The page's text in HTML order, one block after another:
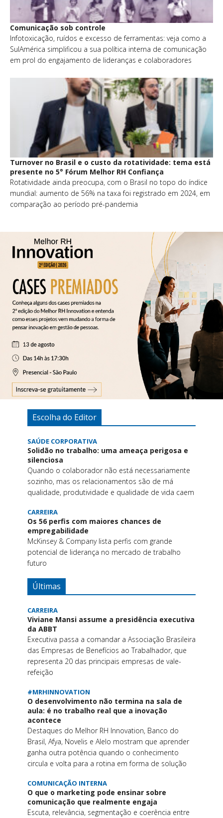
Comunicação sob controle
Infotoxicação, ruídos e excesso de ferramentas: veja como a
SulAmérica simplificou a sua política interna de comunicação
em prol do engajamento de lideranças e colaboradores
Turnover no Brasil e o custo da rotatividade: tema está
presente no 5° Fórum Melhor RH Confiança
Rotatividade ainda preocupa, com o Brasil no topo do índice
mundial: aumento de 56% na taxa foi registrado em 2024, em
comparação ao período pré-pandemia
Escolha do Editor
SAÚDE CORPORATIVA
Solidão no trabalho: uma ameaça perigosa e
silenciosa
Quando o colaborador não está necessariamente
sozinho, mas os relacionamentos são de má
qualidade, produtividade e qualidade de vida caem
CARREIRA
Os 56 perfis com maiores chances de
empregabilidade
McKinsey & Company lista perfis com grande
potencial de liderança no mercado de trabalho
futuro
Últimas
CARREIRA
Viviane Mansi assume a presidência executiva
da ABBT
Executiva passa a comandar a Associação Brasileira
das Empresas de Benefícios ao Trabalhador, que
representa 20 das principais empresas de vale-
refeição
#MRHINNOVATION
O desenvolvimento não termina na sala de
aula: é no trabalho real que a inovação
acontece
Destaques do Melhor RH Innovation, Banco do
Brasil, Afya, Novelis e Alelo mostram que aprender
ganha outra potência quando o conhecimento
circula e volta para a rotina em forma de solução
COMUNICAÇÃO INTERNA
O que o marketing pode ensinar sobre
comunicação que realmente engaja
Escuta, relevância, segmentação e coerência entre